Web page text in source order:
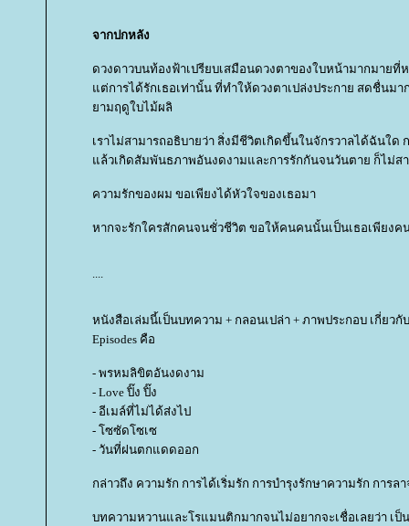
จากปกหลัง
ดวงดาวบนท้องฟ้าเปรียบเสมือนดวงตาของใบหน้ามากมายที่
ต่การได้รักเธอเท่านั้น ที่ทำให้ดวงตาเปล่งประกาย สดชื่นม
ามฤดูใบไม้ผลิ
เราไม่สามารถอธิบายว่า สิ่งมีชีวิตเกิดขึ้นในจักรวาลได้ฉันใด
ล้วเกิดสัมพันธภาพอันงดงามและการรักกันจนวันตาย ก็ไม่ส
ความรักของผม ขอเพียงได้หัวใจของเธอมา
หากจะรักใครสักคนจนชั่วชีวิต ขอให้คนคนนั้นเป็นเธอเพียงค
....
หนังสือเล่มนี้เป็นบทความ + กลอนเปล่า + ภาพประกอบ เกี่ยวกั
Episodes คือ
- พรหมลิขิตอันงดงาม
- Love ปิ๊ง ปิ๊ง
- อีเมล์ที่ไม่ได้ส่งไป
- โซซัดโซเซ
- วันที่ฝนตกแดดออก
กล่าวถึง ความรัก การได้เริ่มรัก การบำรุงรักษาความรัก การ
บทความหวานและโรแมนติกมากจนไม่อยากจะเชื่อเลยว่า เป็